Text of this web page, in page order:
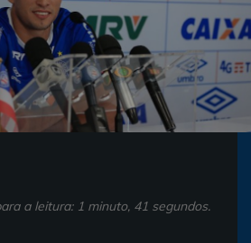
a leitura: 1 minuto, 41 segundos.